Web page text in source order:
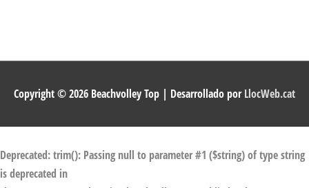
Copyright © 2026 Beachvolley Top | Desarrollado porLlocWeb.cat
Deprecated: trim(): Passing null to parameter #1 ($string) of type string
is deprecated in